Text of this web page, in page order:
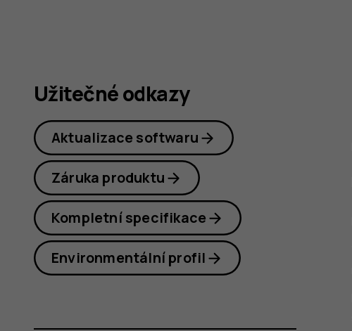
Užitečné odkazy
Aktualizace softwaru
Záruka produktu
Kompletní specifikace
Environmentální profil